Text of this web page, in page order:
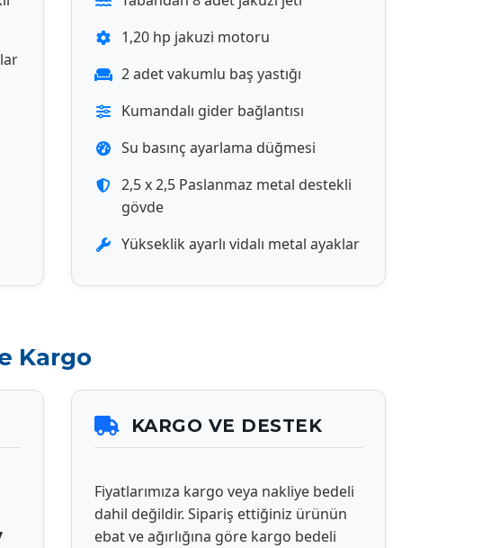
1,20 hp jakuzi motoru
2 adet vakumlu baş yastığı
Kumandalı gider bağlantısı
Su basınç ayarlama düğmesi
2,5 x 2,5 Paslanmaz metal destekli
gövde
Yükseklik ayarlı vidalı metal ayaklar
Kargo
KARGO VE DESTEK
Fiyatlarımıza kargo veya nakliye bedeli
dahil değildir. Sipariş ettiğiniz ürünün
ebat ve ağırlığına göre kargo bedeli